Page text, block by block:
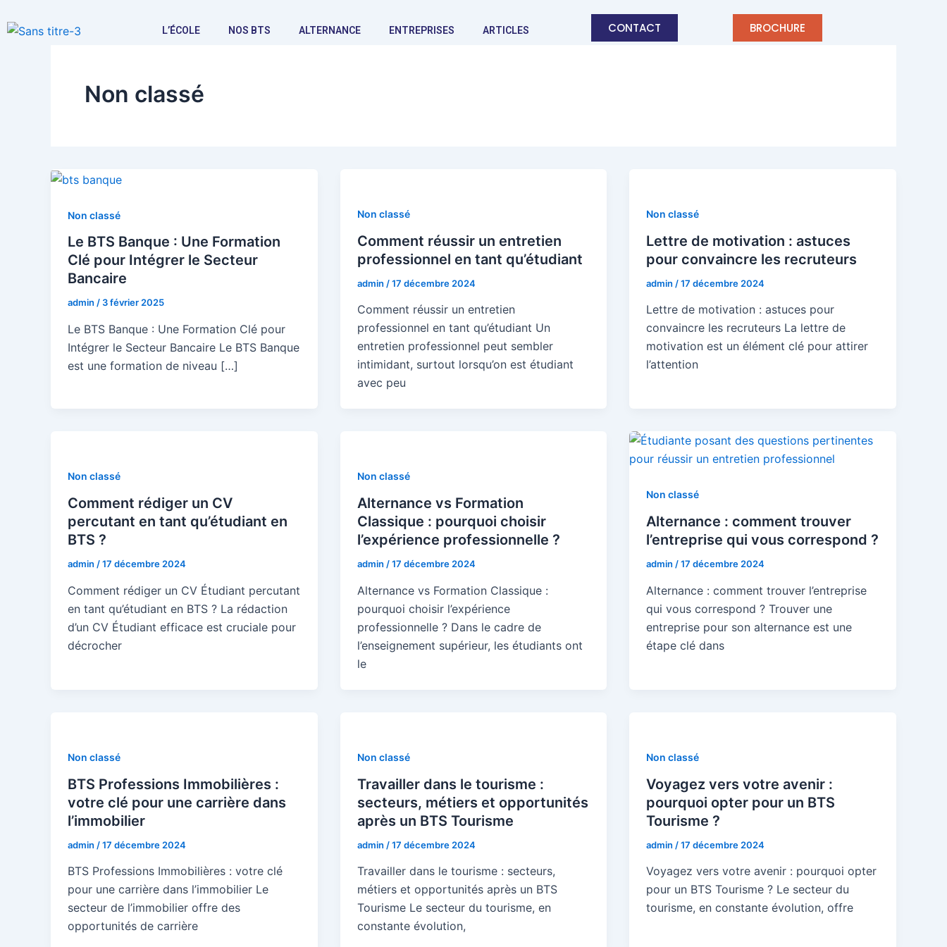
to
L’ÉCOLE NOS BTS ALTERNANCE ENTREPRISES ARTICLES CONTACT BROCHURE
Non classé
Non classé
Le BTS Banque : Une Formation
Clé pour Intégrer le Secteur
Bancaire
admin / 3 février 2025
Le BTS Banque : Une Formation Clé pour
Intégrer le Secteur Bancaire Le BTS Banque
est une formation de niveau […]
Non classé
Comment réussir un entretien
professionnel en tant qu’étudiant
admin /17 décembre 2024
Comment réussir un entretien
professionnel en tant qu’étudiant Un
entretien professionnel peut sembler
intimidant, surtout lorsqu’on est étudiant
avec peu
Non classé
Lettre de motivation : astuces
pour convaincre les recruteurs
admin /17 décembre 2024
Lettre de motivation : astuces pour
convaincre les recruteurs La lettre de
motivation est un élément clé pour attirer
l’attention
Non classé
Comment rédiger un CV
percutant en tant qu’étudiant en
BTS ?
admin /17 décembre 2024
Comment rédiger un CV Étudiant percutant
en tant qu’étudiant en BTS ? La rédaction
d’un CV Étudiant efficace est cruciale pour
décrocher
Non classé
Alternance vs Formation
Classique : pourquoi choisir
l’expérience professionnelle ?
admin /17 décembre 2024
Alternance vs Formation Classique :
pourquoi choisir l’expérience
professionnelle ? Dans le cadre de
l’enseignement supérieur, les étudiants ont
le
Non classé
Alternance : comment trouver
l’entreprise qui vous correspond ?
admin /17 décembre 2024
Alternance : comment trouver l’entreprise
qui vous correspond ? Trouver une
entreprise pour son alternance est une
étape clé dans
Non classé
BTS Professions Immobilières :
votre clé pour une carrière dans
l’immobilier
admin /17 décembre 2024
BTS Professions Immobilières : votre clé
pour une carrière dans l’immobilier Le
secteur de l’immobilier offre des
opportunités de carrière
Non classé
Travailler dans le tourisme :
secteurs, métiers et opportunités
après un BTS Tourisme
admin /17 décembre 2024
Travailler dans le tourisme : secteurs,
métiers et opportunités après un BTS
Tourisme Le secteur du tourisme, en
constante évolution,
Non classé
Voyagez vers votre avenir :
pourquoi opter pour un BTS
Tourisme ?
admin /17 décembre 2024
Voyagez vers votre avenir : pourquoi opter
pour un BTS Tourisme ? Le secteur du
tourisme, en constante évolution, offre
pagination